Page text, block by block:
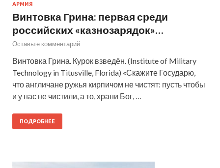
АРМИЯ
Винтовка Грина: первая среди
российских «казнозарядок»…
Оставьте комментарий
Винтовка Грина. Курок взведён. (Institute of Military
Technology in Titusville, Florida) «Скажите Государю,
что англичане ружья кирпичом не чистят: пусть чтобы
и у нас не чистили, а то, храни Бог, …
ПОДРОБНЕЕ